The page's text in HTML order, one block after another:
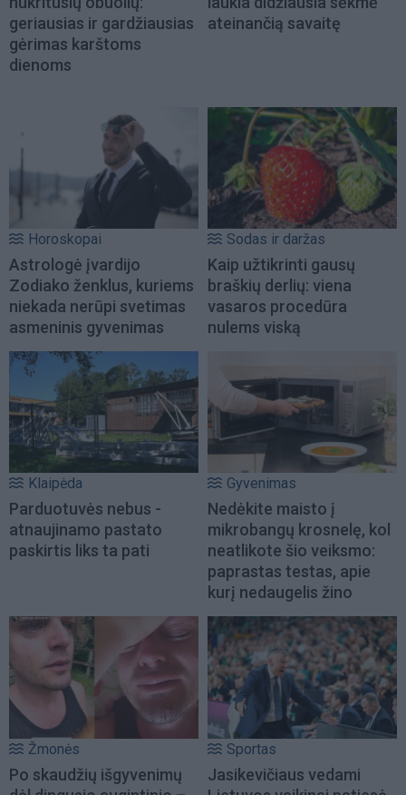
geriausias ir gardžiausias
gėrimas karštoms
dienoms
ateinančią savaitę
Horoskopai
Astrologė įvardijo
Zodiako ženklus, kuriems
niekada nerūpi svetimas
asmeninis gyvenimas
Sodas ir daržas
Kaip užtikrinti gausų
braškių derlių: viena
vasaros procedūra
nulems viską
Klaipėda
Parduotuvės nebus -
atnaujinamo pastato
paskirtis liks ta pati
Gyvenimas
Nedėkite maisto į
mikrobangų krosnelę, kol
neatlikote šio veiksmo:
paprastas testas, apie
kurį nedaugelis žino
Žmonės
Po skaudžių išgyvenimų
Sportas
Jasikevičiaus vedami